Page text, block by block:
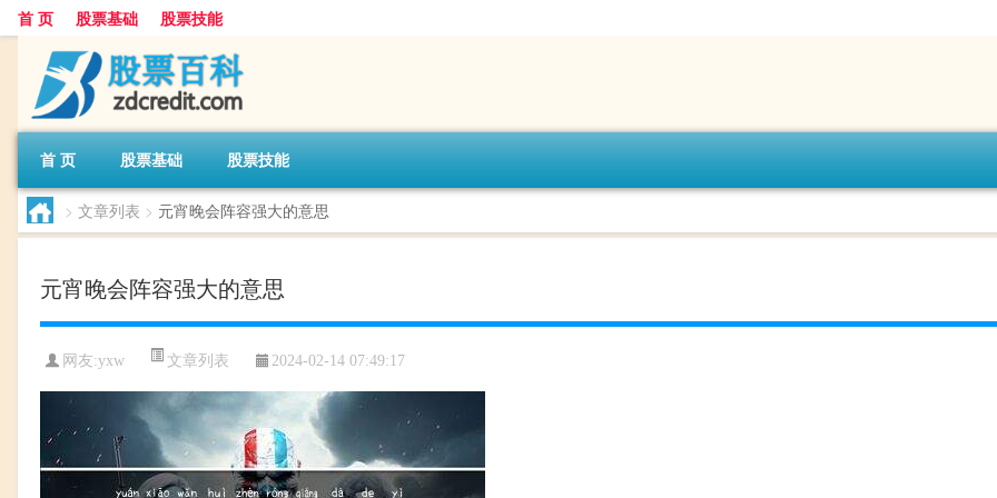
首 页 股票基础 股票技能
首 页 股票基础 股票技能
> 文章列表 > 元宵晚会阵容强大的意思
元宵晚会阵容强大的意思
网友:yxw 文章列表 2024-02-14 07:49:17